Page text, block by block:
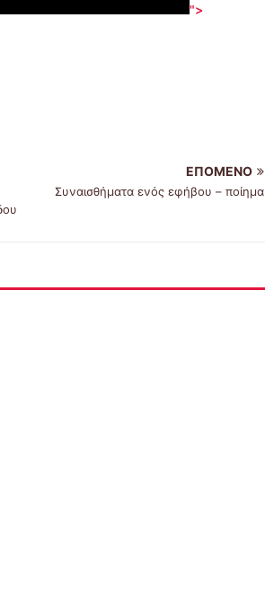
">
ΕΠΌΜΕΝΟ
Συναισθήματα ενός εφήβου – ποίημα